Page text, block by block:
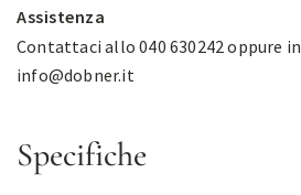
Assistenza
Contattaci allo 040 630242 oppure
info@dobner.it
Specifiche